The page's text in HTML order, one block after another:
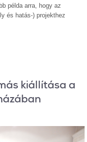
példa arra, hogy az
és hatás-) projekthez
kiállítása a